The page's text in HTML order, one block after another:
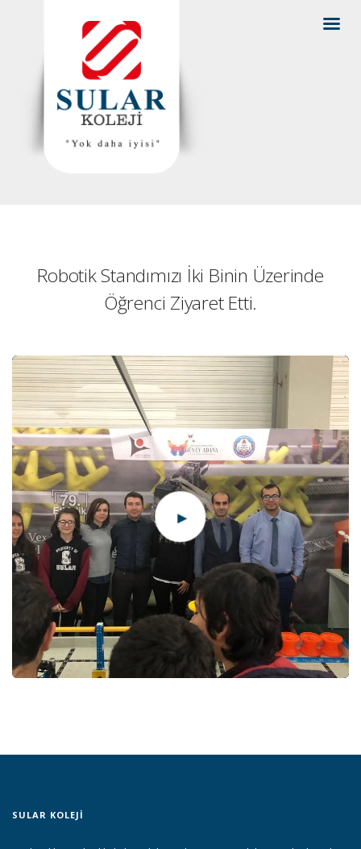
Robotik Standımızı İki Binin Üzerinde
Öğrenci Ziyaret Etti.
SULAR KOLEJİ